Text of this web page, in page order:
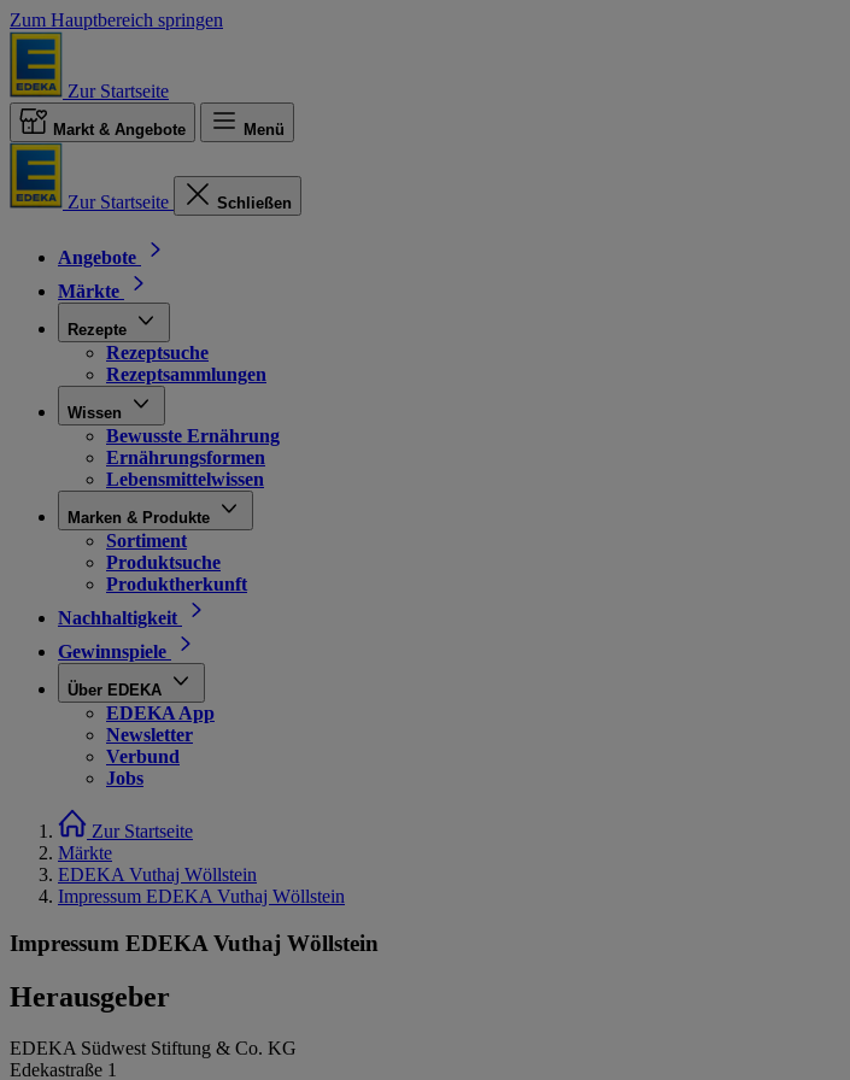
Zum Hauptbereich springen
Zur Startseite
Markt & Angebote Menü
Zur Startseite Schließen
Angebote
Märkte
Rezepte
Rezeptsuche
Rezeptsammlungen
Wissen
Bewusste Ernährung
Ernährungsformen
Lebensmittelwissen
Marken & Produkte
Sortiment
Produktsuche
Produktherkunft
Nachhaltigkeit
Gewinnspiele
Über EDEKA
EDEKA App
Newsletter
Verbund
Jobs
Zur Startseite
Märkte
EDEKA Vuthaj Wöllstein
Impressum EDEKA Vuthaj Wöllstein
Impressum EDEKA Vuthaj Wöllstein
Herausgeber
EDEKA Südwest Stiftung & Co. KG
Edekastraße 1